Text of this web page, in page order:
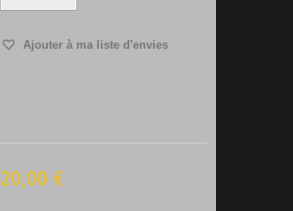
Ajouter à ma liste d'envies
20,00 €